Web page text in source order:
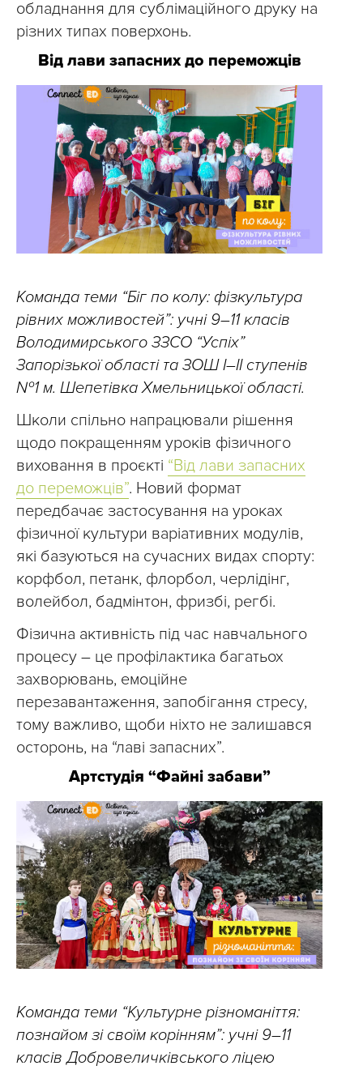
обладнання для сублімаційного друку на
різних типах поверхонь.
Від лави запасних до переможців
Команда теми “Біг по колу: фізкультура
рівних можливостей”: учні 9–11 класів
Володимирського ЗЗСО “Успіх”
Запорізької області та ЗОШ I–II ступенів
№1 м. Шепетівка Хмельницької області.
Школи спільно напрацювали рішення
щодо покращенням уроків фізичного
виховання в проєкті “Від лави запасних
до переможців”. Новий формат
передбачає застосування на уроках
фізичної культури варіативних модулів,
які базуються на сучасних видах спорту:
корфбол, петанк, флорбол, черлідінг,
волейбол, бадмінтон, фризбі, регбі.
Фізична активність під час навчального
процесу – це профілактика багатьох
захворювань, емоційне
перезавантаження, запобігання стресу,
тому важливо, щоби ніхто не залишався
осторонь, на “лаві запасних”.
Артстудія “Файні забави”
Команда теми “Культурне різноманіття:
познайом зі своїм корінням”: учні 9–11
класів Добровеличківського ліцею